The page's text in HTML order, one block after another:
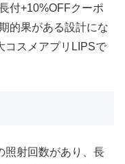
付+10%OFFクーポ
的果がある設計にな
コスメアプリLIPSで
照射回数があり、長